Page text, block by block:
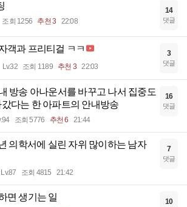
조회 1256 추천 3 22:08
14
댓글
객과 프리티걸 ㅋㅋ
Lv.32 조회 1189 추천 3 22:03
3
댓글
방송 아나운서를 바꾸고 나서 집중도
다는 한 아파트의 안내방송
조회 5776 추천 6 21:44
16
댓글
의학서에 실린 자위 많이하는 남자
Lv.87 조회 4815 21:42
7
댓글
면 생기는 일 10